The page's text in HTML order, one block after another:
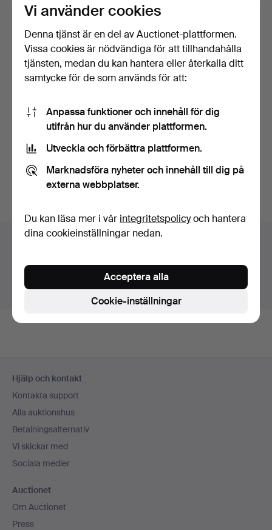
FETISCH-FIGUR.
Klubbades 11 sep 2018
1 bud
ANTILOP DANS UPPSATS
FÖRMODLIGEN MALI.
Klubbades 14 jun 2018
3 bud
Bevaka sökning
Auktionsarkivet
Du söker i vårt arkiv över avslutade auktioner.
Visa pågående auktioner istället.
Hjälp och kontakt
Kontakta support
Alla auktionshus
Betalningsalternativ
Vi skickar med
Sociala medier
Auctionet
Om Auctionet
Press
Vi använder cookies
Denna tjänst är en del av Auctionet-plattformen.
Vissa cookies är nödvändiga för att tillhandahålla
tjänsten, medan du kan hantera eller återkalla ditt
samtycke för de som används för att:
Anpassa funktioner och innehåll för dig
utifrån hur du använder plattformen.
Utveckla och förbättra plattformen.
Marknadsföra nyheter och innehåll till dig på
externa webbplatser.
Du kan läsa mer i vår integritetspolicyoch hantera
dina cookieinställningar nedan.
Cookie-inställningar
Acceptera alla